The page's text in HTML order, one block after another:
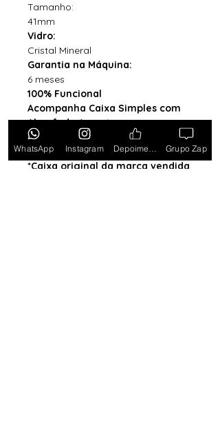
Tamanho:
41mm
Vidro:
Cristal Mineral
Garantia na Máquina:
6 meses
100% Funcional
Acompanha Caixa Simples com
Almofada (exceto para os
estados PB, SE, RR, MT, PE e AL)
*Caixa original da marca vendida
WhatsApp Instagram Grupo Zap